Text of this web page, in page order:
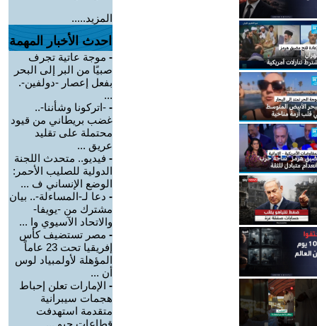
المزيد.....
احدث الأخبار المهمة
- موجة عاتية تجرف
صبيًا من البر إلى البحر
بفعل إعصار -دولفين-.
...
- -اتركونا وشأننا-..
غضب بريطاني من قيود
محتملة على تقليد
عريق ...
- فيديو.. متحدث اللجنة
الدولية للصليب الأحمر:
الوضع الإنساني ف ...
- دعا لـ-المساءلة-.. بيان
مشترك من -يويفا-
والاتحاد الآسيوي وا ...
- مصر تستضيف كأس
إفريقيا تحت 23 عاماً
المؤهلة لأولمبياد لوس
أن ...
- الإمارات تعلن إحباط
هجمات سيبرانية
متقدمة استهدفت
قطاعات حيو ...